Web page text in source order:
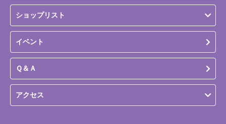
ショップリスト
イベント
Ｑ＆Ａ
アクセス